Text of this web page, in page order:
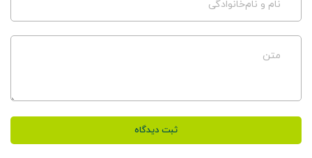
نام و نام‌خانوادگی
متن
ثبت دیدگاه